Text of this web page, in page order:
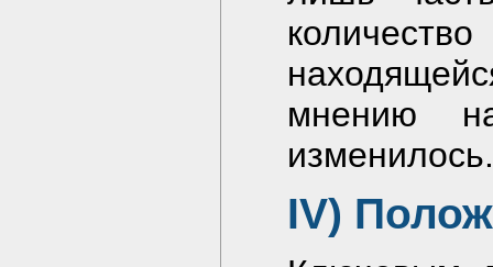
мнению
изменилось.
IV)